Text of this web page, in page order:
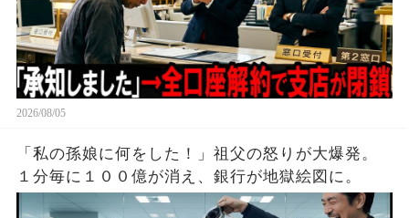
2026/08/05
「私の孫娘に何をした！」祖父の怒りが大爆発。
１分毎に１００億が消え、銀行が地獄絵図に。